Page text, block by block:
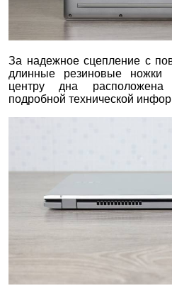
За надежное сцепление с
длинные резиновые
центру дна
подробной технической